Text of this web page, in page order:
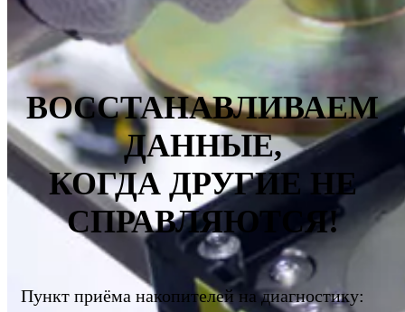
ВОССТАНАВЛИВАЕМ
ДАННЫЕ,
КОГДА ДРУГИЕ НЕ
СПРАВЛЯЮТСЯ!
Пункт приёма накопителей на диагностику: